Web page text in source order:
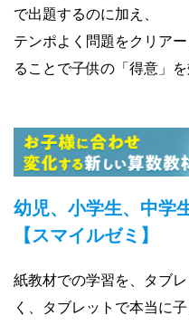
で出題するのに加え、
テンポよく問題をクリア
ることで子供の「得意」
幼児、小学生、中学
【スマイルゼミ】
紙教材での学習を、タブ
く、タブレットで本当に